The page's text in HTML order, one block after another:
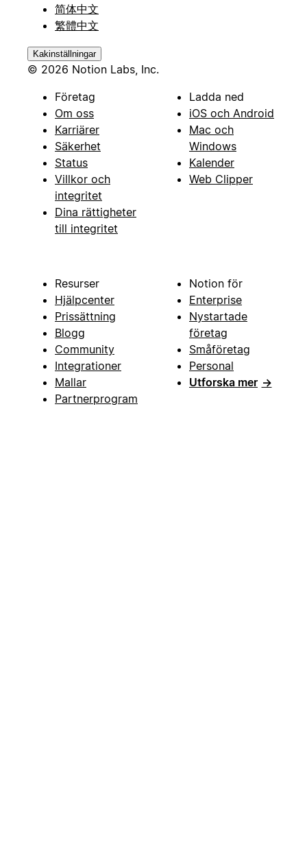
简体中文
繁體中文
Kakinställningar
© 2026 Notion Labs, Inc.
Företag
Om oss
Karriärer
Säkerhet
Status
Villkor och
integritet
Dina rättigheter
till integritet
Ladda ned
iOS och Android
Mac och
Windows
Kalender
Web Clipper
Resurser
Hjälpcenter
Prissättning
Blogg
Community
Integrationer
Mallar
Partnerprogram
Notion för
Enterprise
Nystartade
företag
Småföretag
Personal
Utforska mer →